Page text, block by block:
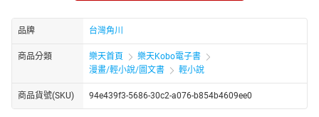
菲雅等人的日常生活有趣插曲都在這裡。
為各位獻上大份量的短篇集第二彈！
搞笑和無恥成分也比以往大幅加倍喔！
品牌 台灣角川
商品分類 樂天首頁
樂天Kobo電子書
漫畫/輕小說/圖文書
輕小說
商品貨號(SKU) 94e439f3-5686-30c2-a076-b854b4609ee0